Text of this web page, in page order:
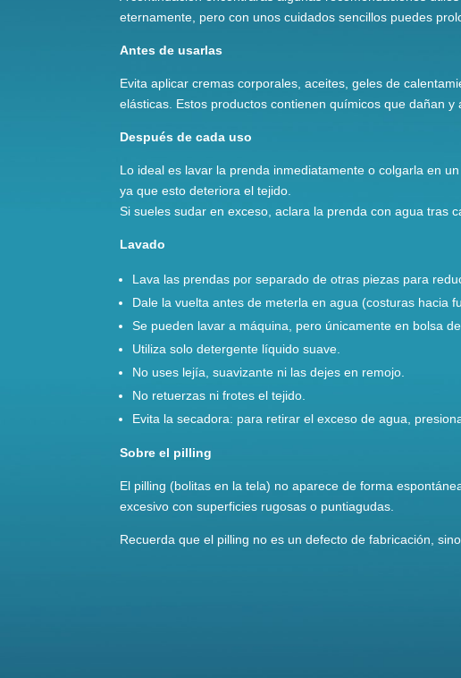
eternamente, pero con unos cuidados sencillos puedes
Antes de usarlas
Evita aplicar cremas corporales, aceites, geles de
elásticas. Estos productos contienen químicos que dañan
Después de cada uso
Lo ideal es lavar la prenda inmediatamente o colgarla en
ya que esto deteriora el tejido.
Si sueles sudar en exceso, aclara la prenda con agua tras
Lavado
Lava las prendas por separado de otras piezas para
Dale la vuelta antes de meterla en agua (costuras hacia
Se pueden lavar a máquina, pero únicamente en bolsa
Utiliza solo detergente líquido suave.
No uses lejía, suavizante ni las dejes en remojo.
No retuerzas ni frotes el tejido.
Evita la secadora: para retirar el exceso de agua,
Sobre el pilling
El pilling (bolitas en la tela) no aparece de forma
excesivo con superficies rugosas o puntiagudas.
Recuerda que el pilling no es un defecto de fabricación,